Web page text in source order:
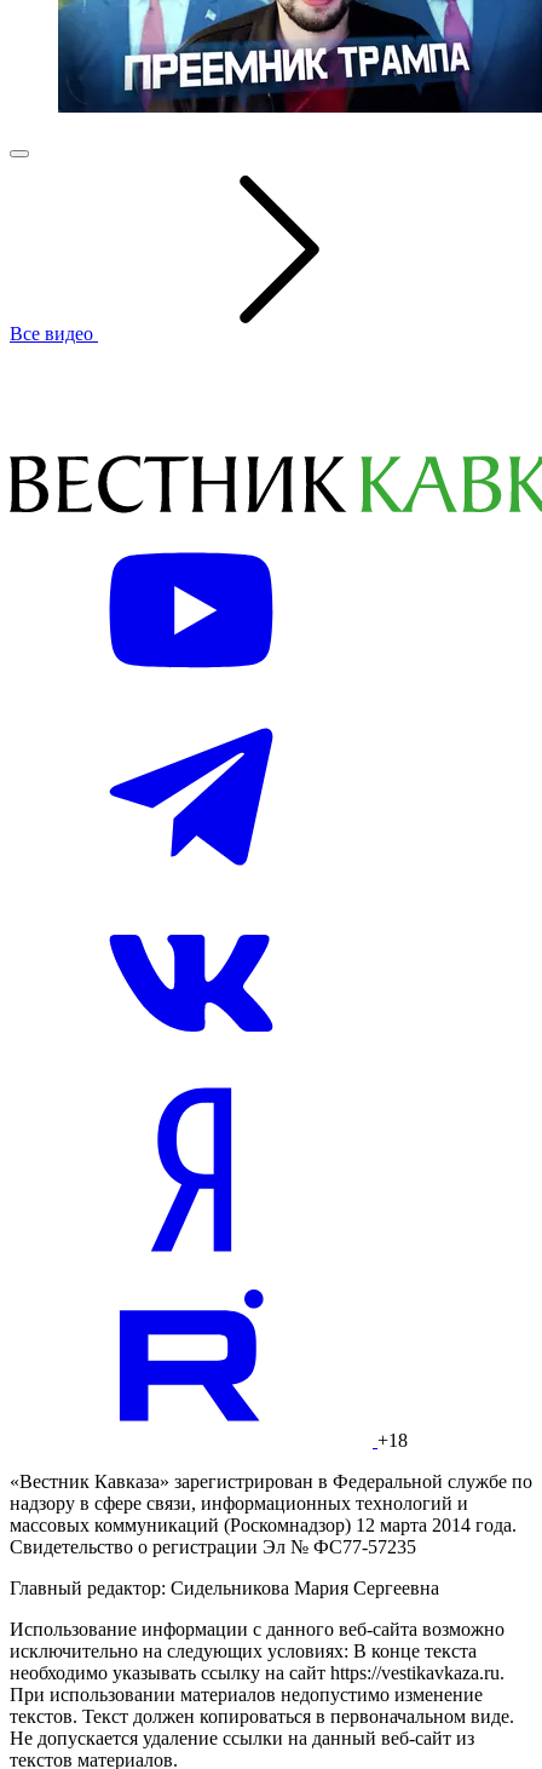
Все видео
+18
«Вестник Кавказа» зарегистрирован в Федеральной службе по
надзору в сфере связи, информационных технологий и
массовых коммуникаций (Роскомнадзор) 12 марта 2014 года.
Свидетельство о регистрации Эл № ФС77-57235
Главный редактор: Сидельникова Мария Сергеевна
Использование информации с данного веб-сайта возможно
исключительно на следующих условиях: В конце текста
необходимо указывать ссылку на сайт https://vestikavkaza.ru.
При использовании материалов недопустимо изменение
текстов. Текст должен копироваться в первоначальном виде.
Не допускается удаление ссылки на данный веб-сайт из
текстов материалов.